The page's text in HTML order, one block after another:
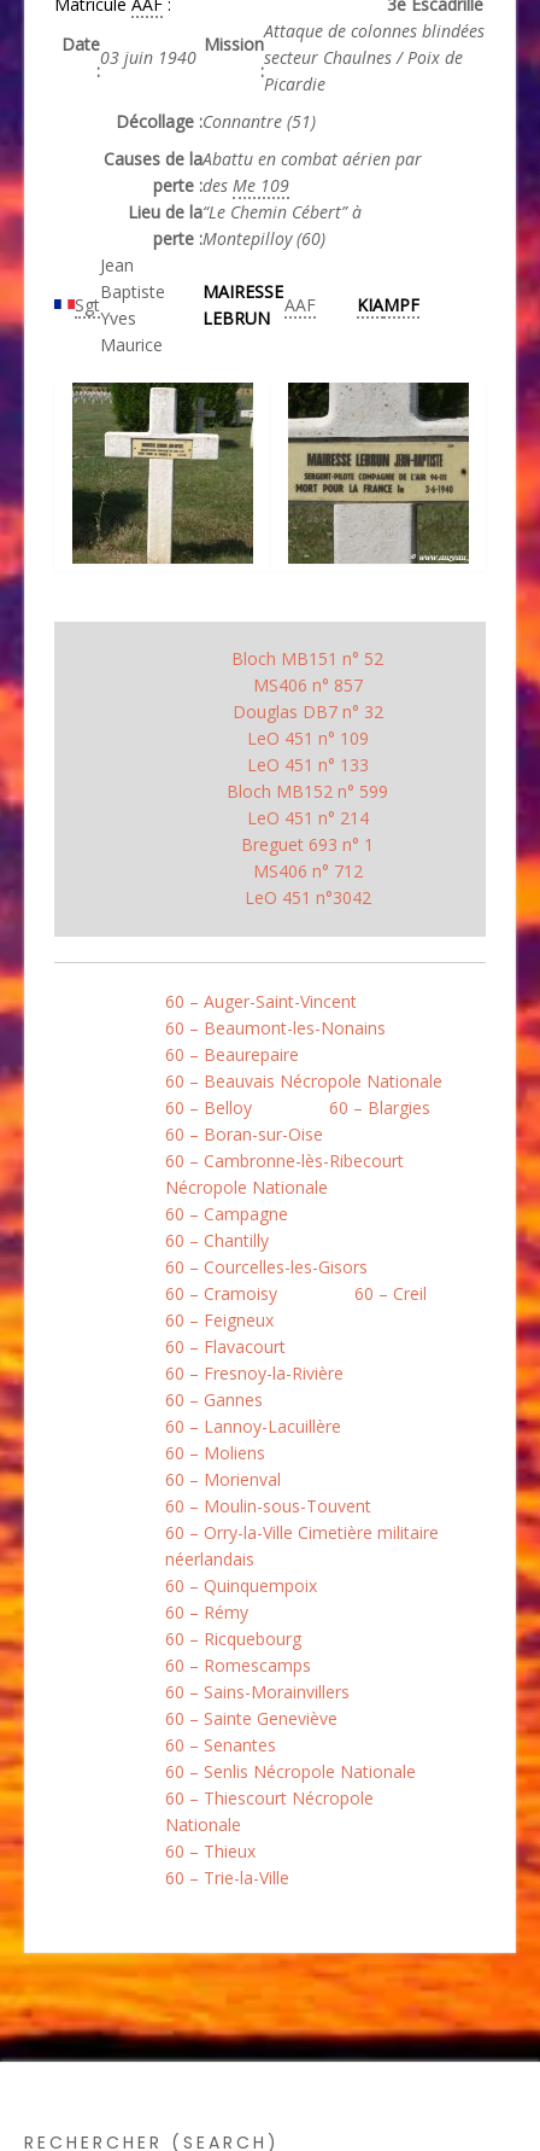
Date
:
03 juin 1940
Mission
:
Attaque de colonnes blindées
secteur Chaulnes / Poix de
Picardie
Décollage :Connantre (51)
Causes de la
perte :
Abattu en combat aérien par
des Me 109
Lieu de la
perte :
“Le Chemin Cébert” à
Montepilloy (60)
Sgt
Jean
Baptiste
Yves
Maurice
MAIRESSE
LEBRUN
AAF KIAMPF
Bloch MB151 n° 52
MS406 n° 857
Douglas DB7 n° 32
LeO 451 n° 109
LeO 451 n° 133
Bloch MB152 n° 599
LeO 451 n° 214
Breguet 693 n° 1
MS406 n° 712
LeO 451 n°3042
60 – Auger-Saint-Vincent
60 – Beaumont-les-Nonains
60 – Beaurepaire
60 – Beauvais Nécropole Nationale
60 – Belloy
60 – Blargies
60 – Boran-sur-Oise
60 – Cambronne-lès-Ribecourt
Nécropole Nationale
60 – Campagne
60 – Chantilly
60 – Courcelles-les-Gisors
60 – Cramoisy
60 – Creil
60 – Feigneux
60 – Flavacourt
60 – Fresnoy-la-Rivière
60 – Gannes
60 – Lannoy-Lacuillère
60 – Moliens
60 – Morienval
60 – Moulin-sous-Touvent
60 – Orry-la-Ville Cimetière militaire
néerlandais
60 – Quinquempoix
60 – Rémy
60 – Ricquebourg
60 – Romescamps
60 – Sains-Morainvillers
60 – Sainte Geneviève
60 – Senantes
60 – Senlis Nécropole Nationale
60 – Thiescourt Nécropole
Nationale
60 – Thieux
60 – Trie-la-Ville
RECHERCHER (SEARCH)